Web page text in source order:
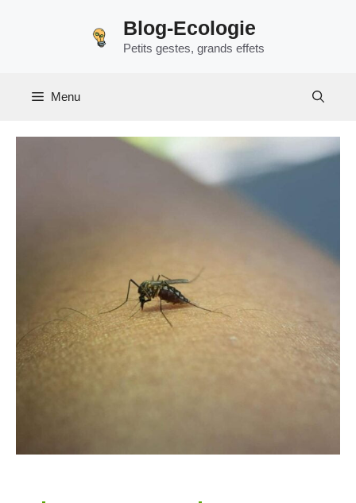
Blog-Ecologie
Petits gestes, grands effets
Menu